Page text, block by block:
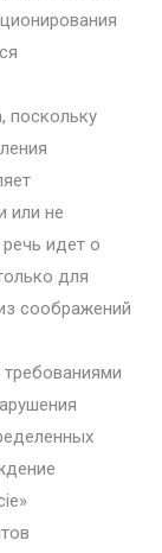
поскольку
или не
идет о
для
соображений